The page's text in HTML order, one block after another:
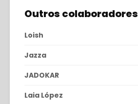
Outros colaboradores
Loish
Jazza
JADOKAR
Laia López